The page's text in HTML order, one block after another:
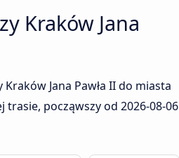
Kraków Jana
Jana Pawła II do miasta
trasie, począwszy od 2026-08-06